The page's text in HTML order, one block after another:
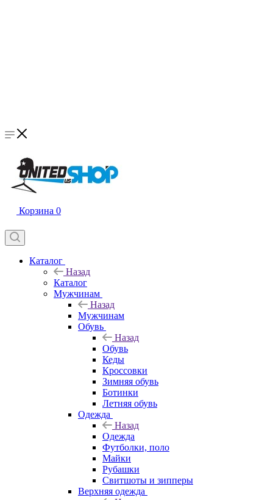
Корзина 0
Каталог
Назад
Каталог
Мужчинам
Назад
Мужчинам
Обувь
Назад
Обувь
Кеды
Кроссовки
Зимняя обувь
Ботинки
Летняя обувь
Одежда
Назад
Одежда
Футболки, поло
Майки
Рубашки
Свитшоты и зипперы
Верхняя одежда